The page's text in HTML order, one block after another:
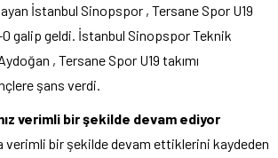
İstanbul Sinopspor , Tersane Spor U19
0 galip geldi. İstanbul Sinopspor Teknik
, Tersane Spor U19 takımı
şans verdi.
verimli bir şekilde devam ediyor
verimli bir şekilde devam ettiklerini kaydeden